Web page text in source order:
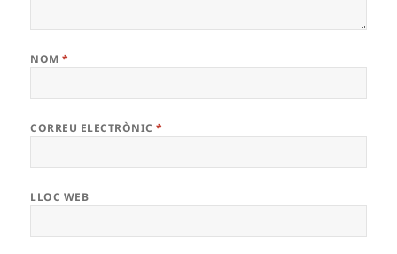
NOM*
CORREU ELECTRÒNIC*
LLOC WEB